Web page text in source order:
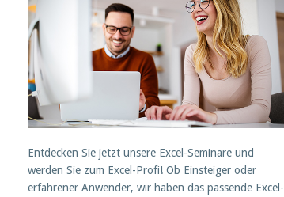
Entdecken Sie jetzt unsere Excel-Seminare und
werden Sie zum Excel-Profi! Ob Einsteiger oder
erfahrener Anwender, wir haben das passende Excel-